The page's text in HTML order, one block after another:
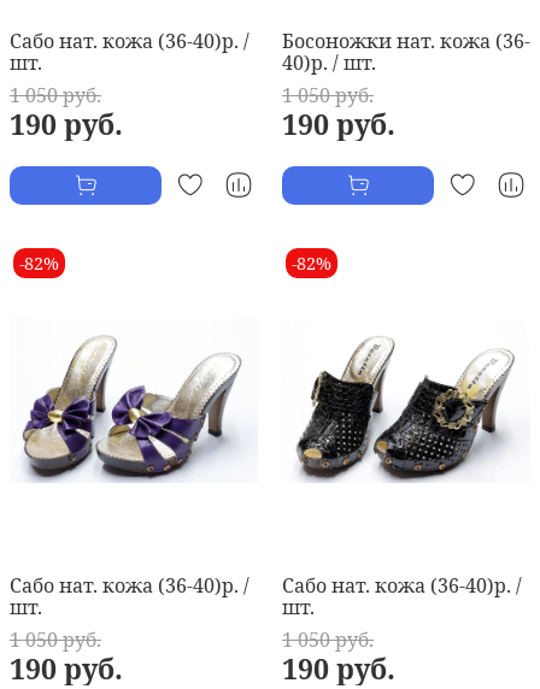
Сабо нат. кожа (36-40)р. /
шт.
1 050 руб.
190 руб.
Босоножки нат. кожа (36-
40)р. / шт.
1 050 руб.
190 руб.
-82%
Сабо нат. кожа (36-40)р. /
шт.
1 050 руб.
190 руб.
-82%
Сабо нат. кожа (36-40)р. /
шт.
1 050 руб.
190 руб.